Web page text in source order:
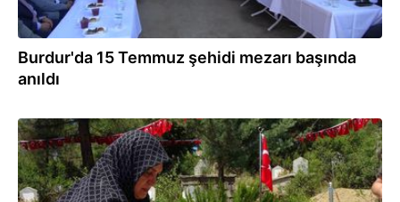
Burdur'da 15 Temmuz şehidi mezarı başında
anıldı
15.07.2024